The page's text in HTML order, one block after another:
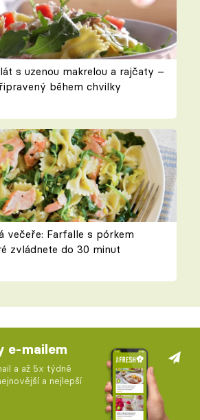
s uzenou makrelou a rajčaty –
během chvilky
večeře: Farfalle s pórkem
zvládnete do 30 minut
e-mailem
a až 5x týdně
a nejlepší